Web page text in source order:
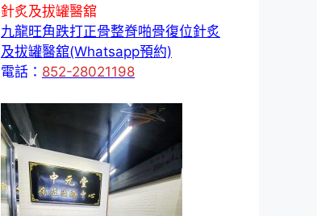
針炙及拔罐醫舘
九龍旺角跌打正骨整脊啪骨復位針炙
及拔罐醫舘(Whatsapp預約)
電話： 852-28021198